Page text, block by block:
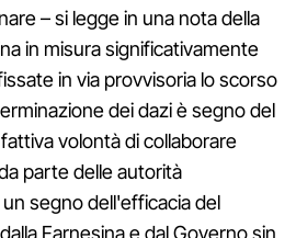
– si legge in una nota della
in misura significativamente
in via provvisoria lo scorso
dei dazi è segno del
volontà di collaborare
parte delle autorità
segno dell'efficacia del
Farnesina e dal Governo sin